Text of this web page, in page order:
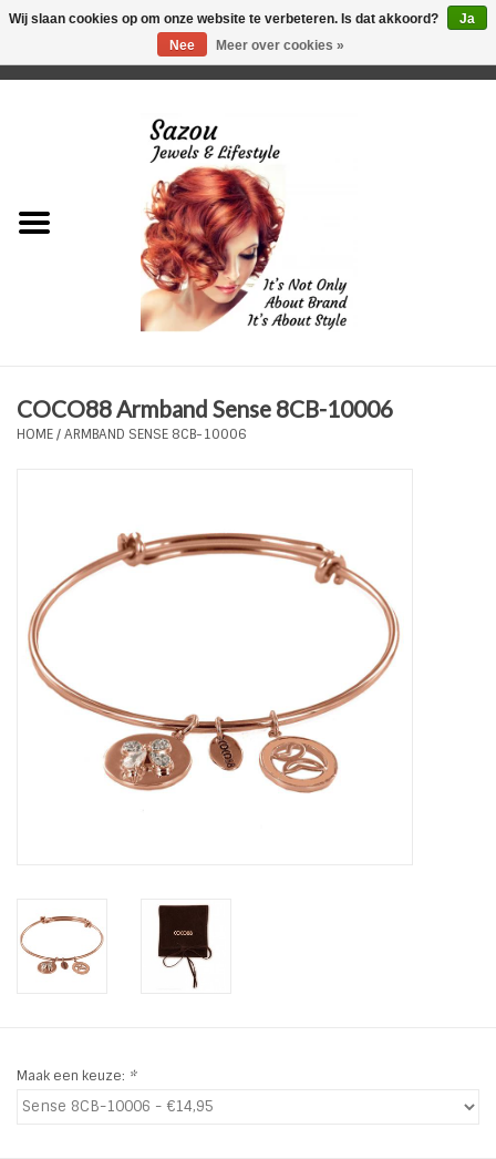
Just for Him
Plus Size Sieraden
Tassen en meer
Haaraccesoires
Zonnebrillen
ON THE BEACH
Ohlala Jewels
LIFESTYLE PRODUCTEN
SALE
COCO88 Armband Sense 8CB-10006
HOME/ARMBAND SENSE 8CB-10006
Maak een keuze: *
Wij slaan cookies op om onze website te verbeteren. Is dat akkoord?
Ja
Nee
Meer over cookies »